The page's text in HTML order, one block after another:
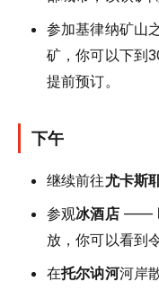
参加基律纳矿山
矿，你可以下到
提前预订。
下午
继续前往尤卡斯
参观冰酒店——
放，你可以看到
在托尔讷河河岸